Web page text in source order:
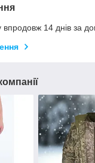
14 днів за